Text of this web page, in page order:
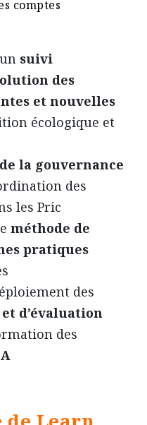
comptes
suivi
des
et nouvelles
écologique et
la gouvernance
des
les Pric
méthode de
pratiques
des
d’évaluation
des